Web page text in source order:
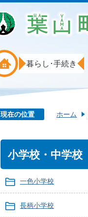
暮らし･手続き
現在の位置 ホーム
小学校・中学校
一色小学校
長柄小学校